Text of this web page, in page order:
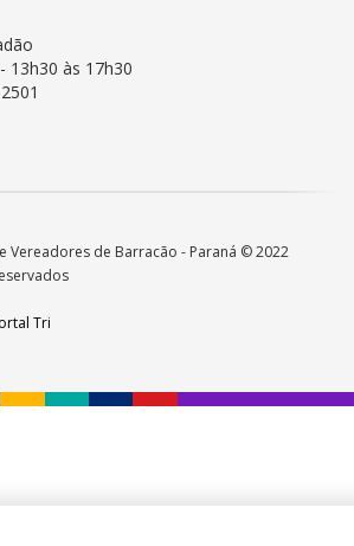
13h30 às 17h30
Vereadores de Barracão - Paraná © 2022
Tri